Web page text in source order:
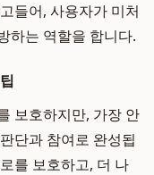
들어, 사용자가 미처
하는 역할을 합니다.
보호하지만, 가장 안
단과 참여로 완성됩
를 보호하고, 더 나